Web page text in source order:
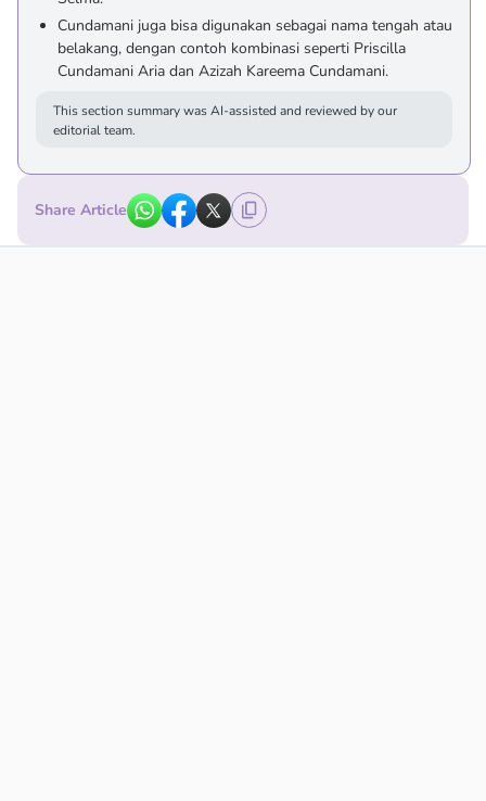
Cundamani juga bisa digunakan sebagai nama tengah atau
belakang, dengan contoh kombinasi seperti Priscilla
Cundamani Aria dan Azizah Kareema Cundamani.
This section summary was AI-assisted and reviewed by our
editorial team.
Share Article